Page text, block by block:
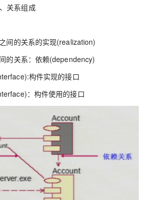
关系组成
间的关系的实现(realization)
的关系：依赖(dependency)
构件实现的接口
：构件使用的接口